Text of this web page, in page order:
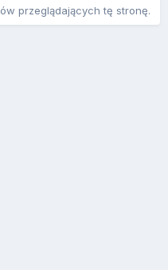
przeglądających tę stronę.